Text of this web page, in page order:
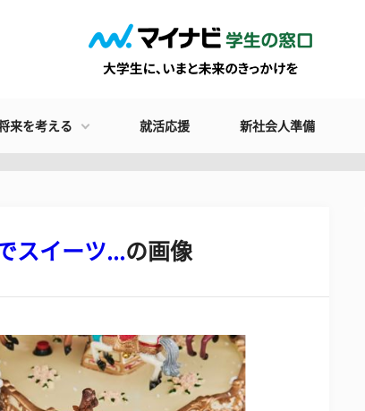
来を考える 就活応援 新社会人準備
スイーツ...の画像